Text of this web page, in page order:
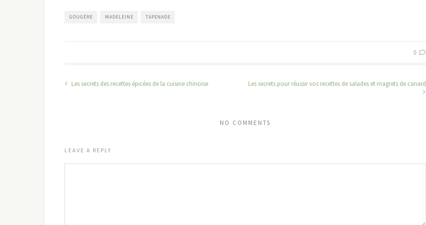
GOUGÈRE MADELEINE TAPENADE
0
Les secrets des recettes épicées de la cuisine chinoise Les secrets pour réussir vos recettes de salades et magrets de canard
NO COMMENTS
LEAVE A REPLY